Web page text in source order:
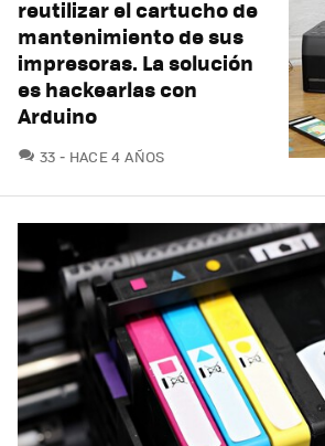
reutilizar el cartucho de
mantenimiento de sus
impresoras. La solución
es hackearlas con
Arduino
33 COMENTARIOS
HACE 4 AÑOS